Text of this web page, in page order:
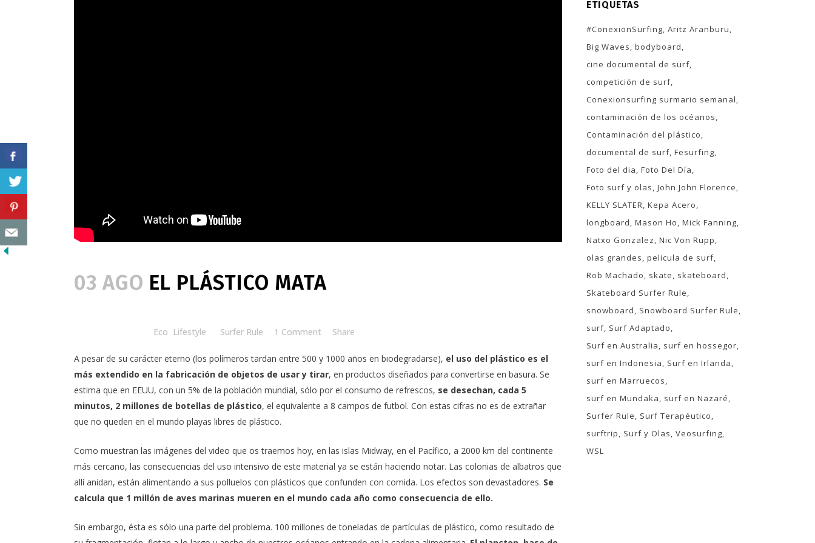
03 AGO EL PLÁSTICO MATA
Eco Lifestyle Surfer Rule 1 Comment Share
A pesar de su carácter eterno (los polímeros tardan entre 500 y 1000 años en biodegradarse), el uso del plástico es el
más extendido en la fabricación de objetos de usar y tirar, en productos diseñados para convertirse en basura. Se
estima que en EEUU, con un 5% de la población mundial, sólo por el consumo de refrescos, se desechan, cada 5
minutos, 2 millones de botellas de plástico, el equivalente a 8 campos de futbol. Con estas cifras no es de extrañar
que no queden en el mundo playas libres de plástico.
Como muestran las imágenes del video que os traemos hoy, en las islas Midway, en el Pacífico, a 2000 km del continente
más cercano, las consecuencias del uso intensivo de este material ya se están haciendo notar. Las colonias de albatros que
allí anidan, están alimentando a sus polluelos con plásticos que confunden con comida. Los efectos son devastadores. Se
calcula que 1 millón de aves marinas mueren en el mundo cada año como consecuencia de ello.
Sin embargo, ésta es sólo una parte del problema. 100 millones de toneladas de partículas de plástico, como resultado de
ETIQUETAS
#ConexionSurfing Aritz Aranburu
Big Waves bodyboard
cine documental de surf
competición de surf
Conexionsurfing surmario semanal
contaminación de los océanos
Contaminación del plástico
documental de surf Fesurfing
Foto del dia Foto Del Día
Foto surf y olas John John Florence
KELLY SLATER Kepa Acero
longboard Mason Ho Mick Fanning
Natxo Gonzalez Nic Von Rupp
olas grandes pelicula de surf
Rob Machado
skate
skateboard
Skateboard Surfer Rule
snowboard
Snowboard Surfer Rule
surf Surf Adaptado
Surf en Australia
surf en hossegor
surf en Indonesia
Surf en Irlanda
surf en Marruecos
surf en Mundaka
surf en Nazaré
Surfer Rule
Surf Terapéutico
surftrip
Surf y Olas Veosurfing
WSL